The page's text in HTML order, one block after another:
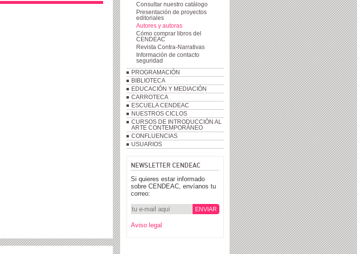
Consultar nuestro catálogo
Presentación de proyectos
editoriales
Autores y autoras
Cómo comprar libros del
CENDEAC
Revista Contra-Narrativas
Información de contacto
seguridad
PROGRAMACIÓN
BIBLIOTECA
EDUCACIÓN Y MEDIACIÓN
CARROTECA
ESCUELA CENDEAC
NUESTROS CICLOS
CURSOS DE INTRODUCCIÓN AL
ARTE CONTEMPORÁNEO
CONFLUENCIAS
USUARIOS
NEWSLETTER CENDEAC
Si quieres estar informado
sobre CENDEAC, envíanos tu
correo:
Aviso legal